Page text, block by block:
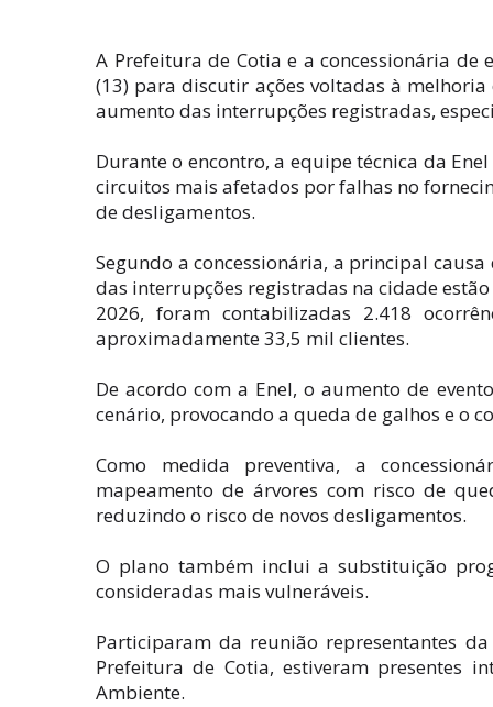
A Prefeitura de Cotia e a concessionária
(13) para discutir ações voltadas à
aumento das interrupções registradas,
Durante o encontro, a equipe técnica da
circuitos mais afetados por falhas no
de desligamentos.
Segundo a concessionária, a principal
das interrupções registradas na cidade
2026, foram contabilizadas 2.418
aproximadamente 33,5 mil clientes.
De acordo com a Enel, o aumento de
cenário, provocando a queda de galhos e o
Como medida preventiva, a
mapeamento de árvores com risco de
reduzindo o risco de novos desligamentos.
O plano também inclui a substituição
consideradas mais vulneráveis.
Participaram da reunião representantes
Prefeitura de Cotia, estiveram presentes
Ambiente.